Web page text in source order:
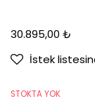
30.895,00 ₺
İstek
STOKTA YOK